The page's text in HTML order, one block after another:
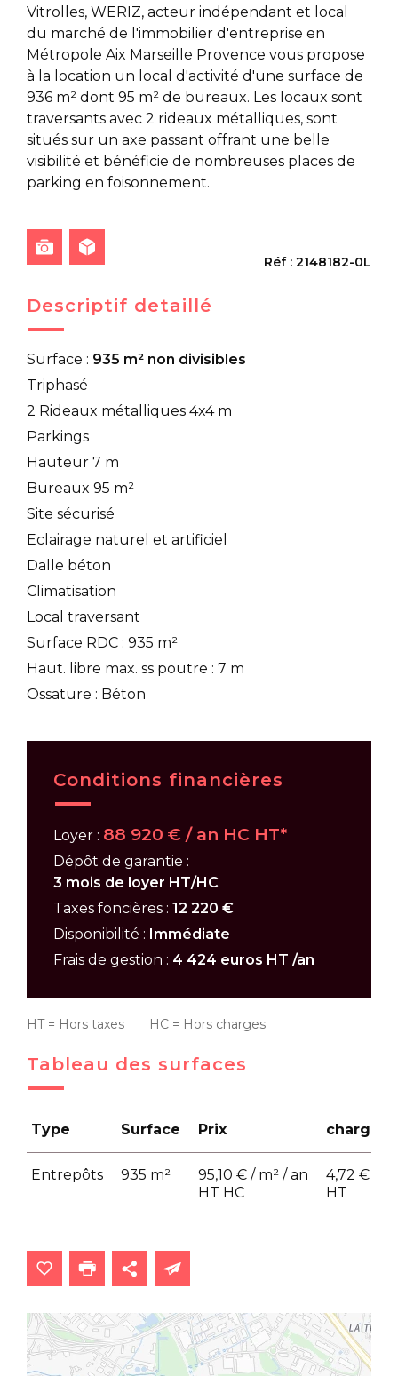
Vitrolles, WERIZ, acteur indépendant et local
du marché de l'immobilier d'entreprise en
Métropole Aix Marseille Provence vous propose
à la location un local d'activité d'une surface de
936 m² dont 95 m² de bureaux. Les locaux sont
traversants avec 2 rideaux métalliques, sont
situés sur un axe passant offrant une belle
visibilité et bénéficie de nombreuses places de
parking en foisonnement.
Réf : 2148182-0L
Descriptif detaillé
Surface : 935 m² non divisibles
Triphasé
2 Rideaux métalliques 4x4 m
Parkings
Hauteur 7 m
Bureaux 95 m²
Site sécurisé
Eclairage naturel et artificiel
Dalle béton
Climatisation
Local traversant
Surface RDC : 935 m²
Haut. libre max. ss poutre : 7 m
Ossature : Béton
Conditions financières
Loyer : 88 920 € / an HC HT*
Dépôt de garantie :
3 mois de loyer HT/HC
Taxes foncières : 12 220 €
Disponibilité : Immédiate
Frais de gestion : 4 424 euros HT /an
HT = Hors taxes HC = Hors charges
Tableau des surfaces
Type Surface Prix charges
Entrepôts 935 m²
95,10 € / m² / an
HT HC
4,72 € /
HT